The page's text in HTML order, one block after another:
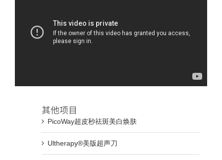
其他项目
PicoWay超皮秒祛斑美白焕肤
Ultherapy®美版超声刀